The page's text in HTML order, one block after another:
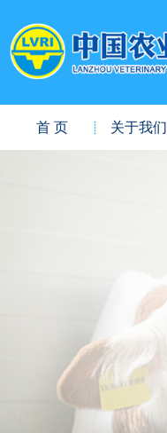
首 页 关于我们